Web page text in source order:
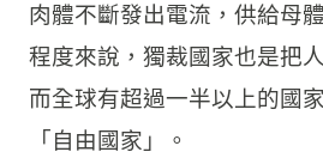
肉體不斷發出電流，供給母
程度來說，獨裁國家也是把
而全球有超過一半以上的國
「自由國家」。